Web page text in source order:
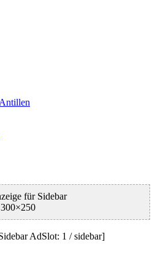
für Sidebar
300×250
AdSlot: 1 / sidebar]